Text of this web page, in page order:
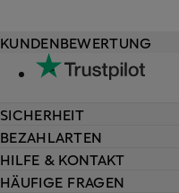
HILFE & KONTAKT
HÄUFIGE FRAGEN
KUNDENBEWERTUNG
SICHERHEIT
BEZAHLARTEN